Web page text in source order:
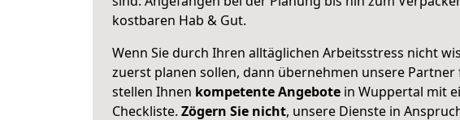
kostbaren Hab & Gut.
Wenn Sie durch Ihren alltäglichen Arbeitsstress nicht
zuerst planen sollen, dann übernehmen unsere Partner
stellen Ihnen kompetente Angebote in Wuppertal mit
Checkliste. Zögern Sie nicht, unsere Dienste in